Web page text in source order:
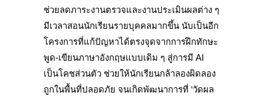
ช่วยลดภาระงานตรวจและงานประเมินผลต่าง ๆ
มีเวลาสอนนักเรียนรายบุคคลมากขึ้น นับเป็นอีก
โครงการที่แก้ปัญหาได้ตรงจุดจากการฝึกทักษะ
พูด-เขียนภาษาอังกฤษแบบเดิม ๆ สู่การมี AI
เป็นโคชส่วนตัว ช่วยให้นักเรียนกล้าลองผิดลอง
ถูกในพื้นที่ปลอดภัย จนเกิดพัฒนาการที่ ‘วัดผล